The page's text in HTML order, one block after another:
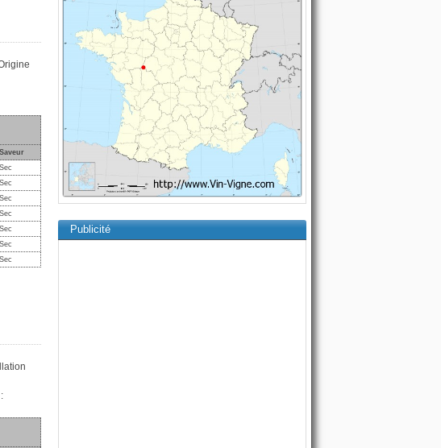
Saveur
Sec
Sec
Sec
Sec
Sec
Sec
Sec
Publicité